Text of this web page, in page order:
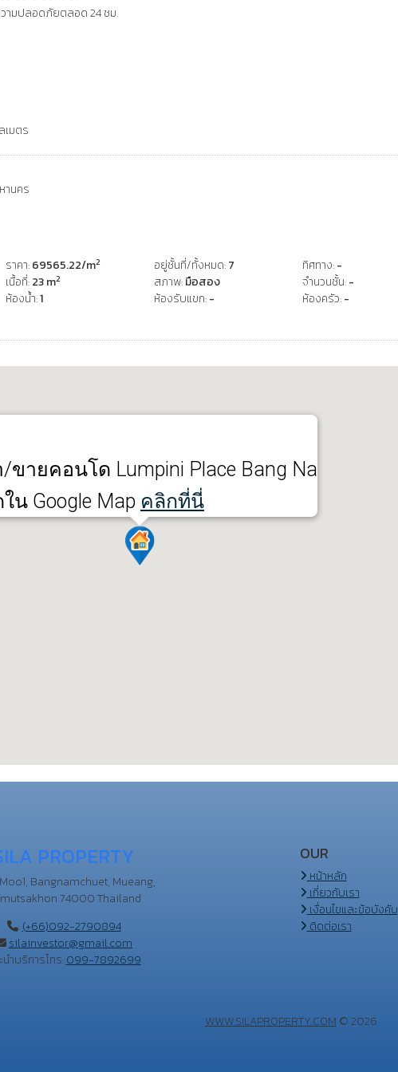
ามปลอดภัยตลอด 24 ชม.
เมตร
านคร
ราคา:69565.22/m2 อยู่ชั้นที่/ทั้งหมด:7 ทิศทาง:-
เนื้อที่:23 m2 สภาพ:มือสอง จำนวนชั้น:-
ห้องน้ำ:1 ห้องรับแขก:- ห้องครัว:-
/ขายคอนโด Lumpini Place Bang Na
ใน Google Map คลิกที่นี่
PROPERTY
Bangnamchuet, Mueang,
74000 Thailand
:(+66)092-2790894
silainvestor@gmail.com
นำบริการโทร:099-7892699
OUR
หน้าหลัก
เกี่ยวกับเรา
เงื่อนไขและข้อบังคับ
ติดต่อเรา
WWW.SILAPROPERTY.COM © 2026